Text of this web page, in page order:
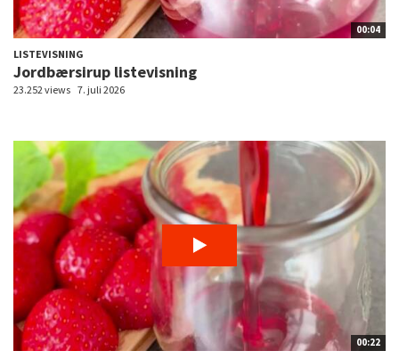
00:04
LISTEVISNING
Jordbærsirup listevisning
23.252 views 7. juli 2026
00:22